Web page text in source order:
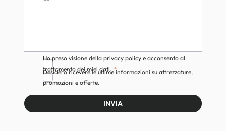
Ho preso visione della privacy policy e acconsento al
trattamento dei miei dati.
Desidero ricevere le ultime informazioni su attrezzature,
promozioni e offerte.
INVIA